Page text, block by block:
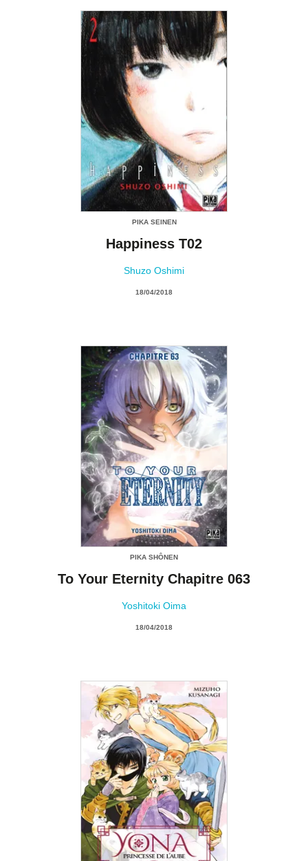
PIKA SEINEN
Happiness T02
Shuzo Oshimi
18/04/2018
PIKA SHÔNEN
To Your Eternity Chapitre 063
Yoshitoki Oima
18/04/2018